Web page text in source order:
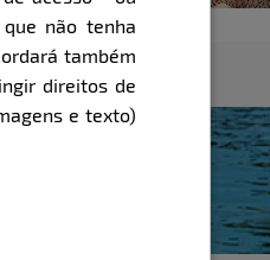
não tenha
também
direitos de
e texto)